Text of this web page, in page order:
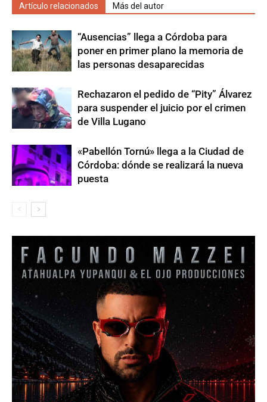
Artículo relacionados Más del autor
“Ausencias” llega a Córdoba para
poner en primer plano la memoria de
las personas desaparecidas
Rechazaron el pedido de “Pity” Álvarez
para suspender el juicio por el crimen
de Villa Lugano
«Pabellón Tornú» llega a la Ciudad de
Córdoba: dónde se realizará la nueva
puesta